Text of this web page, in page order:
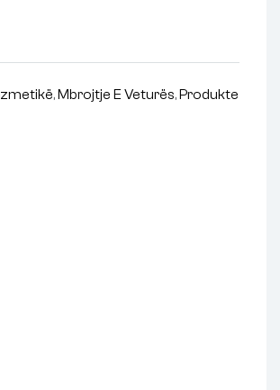
,Mbrojtje E Veturës,Produkte